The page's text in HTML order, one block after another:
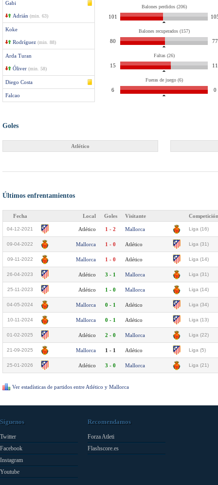
Gabi
Adrián (min. 63)
Koke
Rodríguez (min. 88)
Arda Turan
Óliver (min. 58)
Diego Costa
Falcao
Balones perdidos (206)
101
Balones recuperados (157)
80 77
Faltas (26)
15 11
Fueras de juego (6)
6 0
Goles
Atlético
Últimos enfrentamientos
Fecha Local Goles Visitante Competición
04-12-2021 Atlético 1 - 2 Mallorca Liga (16)
09-04-2022 Mallorca 1 - 0 Atlético Liga (31)
09-11-2022 Mallorca 1 - 0 Atlético Liga (14)
26-04-2023 Atlético 3 - 1 Mallorca Liga (31)
25-11-2023 Atlético 1 - 0 Mallorca Liga (14)
04-05-2024 Mallorca 0 - 1 Atlético Liga (34)
10-11-2024 Mallorca 0 - 1 Atlético Liga (13)
01-02-2025 Atlético 2 - 0 Mallorca Liga (22)
21-09-2025 Mallorca 1 - 1 Atlético Liga (5)
25-01-2026 Atlético 3 - 0 Mallorca Liga (21)
Ver estadísticas de partidos entre Atlético y Mallorca
Síguenos
Twitter
Facebook
Instagram
Youtube
Recomendamos
Forza Atleti
Flashscore.es